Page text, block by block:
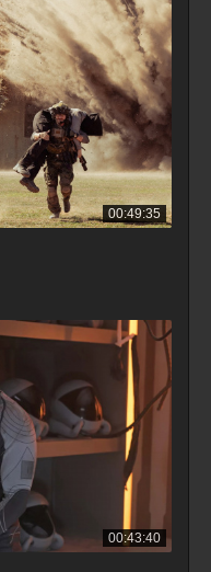
00:49:35
00:43:40